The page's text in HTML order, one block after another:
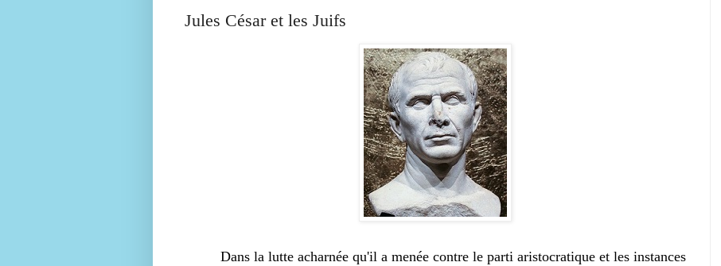
Jules César et les Juifs
Dans la lutte acharnée qu'il a menée contre le parti aristocratique et les instances